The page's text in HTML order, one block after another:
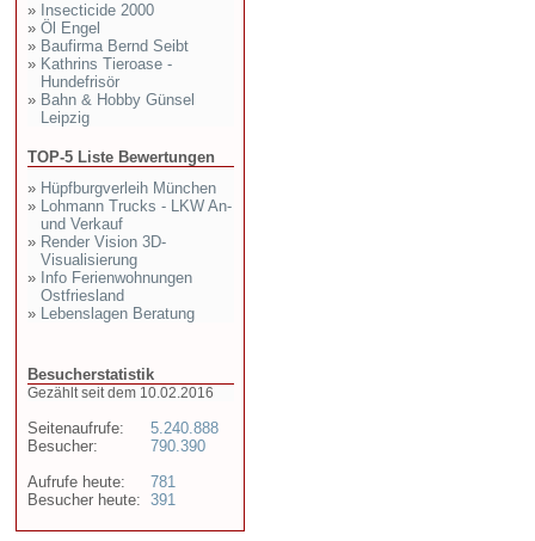
» Insecticide 2000
» Öl Engel
» Baufirma Bernd Seibt
» Kathrins Tieroase -
Hundefrisör
» Bahn & Hobby Günsel
Leipzig
TOP-5 Liste Bewertungen
» Hüpfburgverleih München
» Lohmann Trucks - LKW An-
und Verkauf
» Render Vision 3D-
Visualisierung
» Info Ferienwohnungen
Ostfriesland
» Lebenslagen Beratung
Besucherstatistik
Gezählt seit dem 10.02.2016
Seitenaufrufe:
Besucher:
Aufrufe heute:
Besucher heute:
5.240.888
790.390
781
391